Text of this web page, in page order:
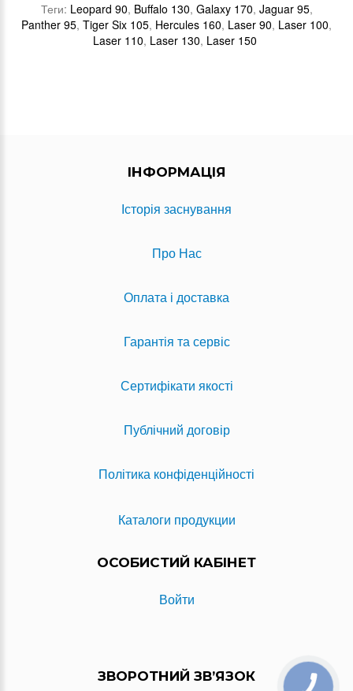
Теги: Leopard 90, Buffalo 130, Galaxy 170, Jaguar 95,
Panther 95, Tiger Six 105, Hercules 160, Laser 90, Laser 100,
Laser 110, Laser 130, Laser 150
ІНФОРМАЦІЯ
Історія заснування
Про Нас
Оплата і доставка
Гарантія та сервіс
Сертифікати якості
Публічний договір
Політика конфіденційності
Каталоги продукции
ОСОБИСТИЙ КАБІНЕТ
Войти
ЗВОРОТНИЙ ЗВ’ЯЗОК
КНОПКА
ЗВ'ЯЗКУ